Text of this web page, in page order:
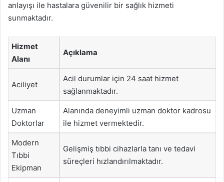
anlayışı ile hastalara güvenilir bir sağlık hizmeti
sunmaktadır.
Hizmet
Alanı
Açıklama
Aciliyet
Acil durumlar için 24 saat hizmet
sağlanmaktadır.
Uzman
Doktorlar
Alanında deneyimli uzman doktor kadrosu
ile hizmet vermektedir.
Modern
Tıbbi
Ekipman
Gelişmiş tıbbi cihazlarla tanı ve tedavi
süreçleri hızlandırılmaktadır.